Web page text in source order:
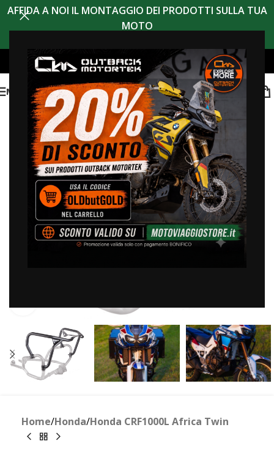
AFFIDA A NOI IL MONTAGGIO DEI PRODOTTI SULLA TUA
MOTO
MENU
sconto 20% codice
OLDBUTGOLD
Home/Honda/Honda CRF1000L Africa Twin